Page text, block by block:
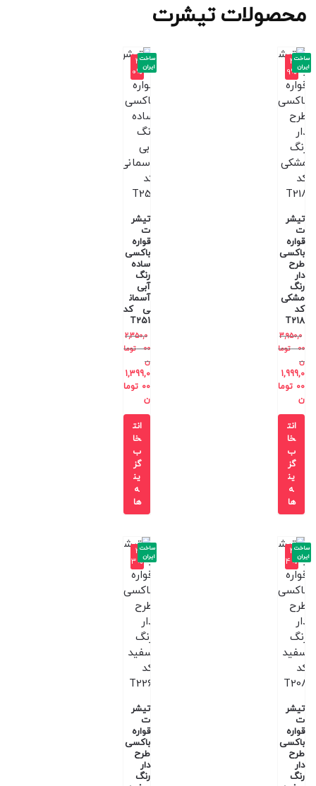
محصولات تیشرت
-4
9%
تیشر
ت
قواره
باکسی
طرح
دار
رنگ
مشکی
کد
T218
3,950,0
00
توما
ن
1,999,0
00 توما
ن
ساخت
ایران
انت
خا
ب
گز
ین
ه
ها
-4
0%
تیشر
ت
قواره
باکسی
ساده
رنگ
آبی
آسمان
ی کد
T251
2,350,0
00
توما
ن
1,399,0
00 توما
ن
ساخت
ایران
انت
خا
ب
گز
ین
ه
ها
-4
4%
تیشر
ت
قواره
باکسی
طرح
دار
رنگ
ساخت
ایران
-3
3%
تیشر
ت
قواره
باکسی
طرح
دار
رنگ
ساخت
ایران